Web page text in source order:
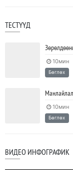
ТЕСТҮҮД
10мин
Бөглөх
Манлайлал
10мин
Бөглөх
ВИДЕО ИНФОГРАФИК